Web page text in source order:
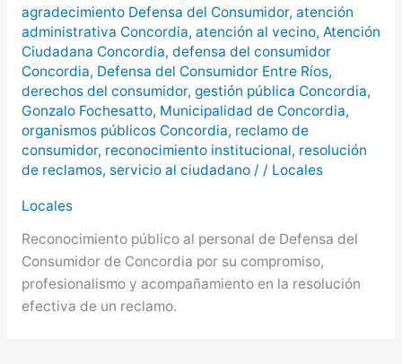
agradecimiento Defensa del Consumidor, atención
administrativa Concordia, atención al vecino, Atención
Ciudadana Concordia, defensa del consumidor
Concordia, Defensa del Consumidor Entre Ríos,
derechos del consumidor, gestión pública Concordia,
Gonzalo Fochesatto, Municipalidad de Concordia,
organismos públicos Concordia, reclamo de
consumidor, reconocimiento institucional, resolución
de reclamos, servicio al ciudadano/ / Locales
Locales
Reconocimiento público al personal de Defensa del
Consumidor de Concordia por su compromiso,
profesionalismo y acompañamiento en la resolución
efectiva de un reclamo.